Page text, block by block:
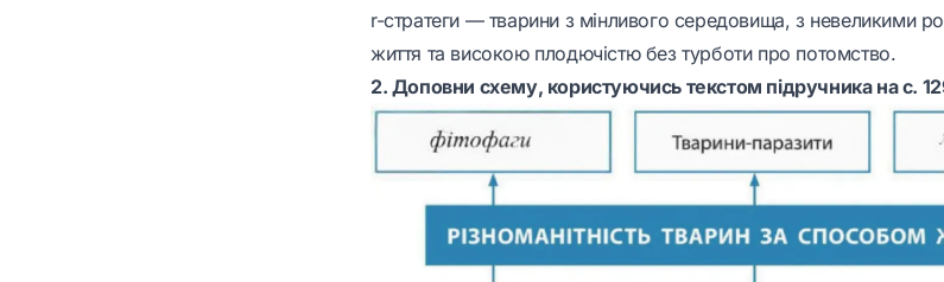
r-стратеги — тварини з мінливого середовища, з невеликими
життя та високою плодючістю без турботи про потомство.
2. Доповни схему, користуючись текстом підручника на с.